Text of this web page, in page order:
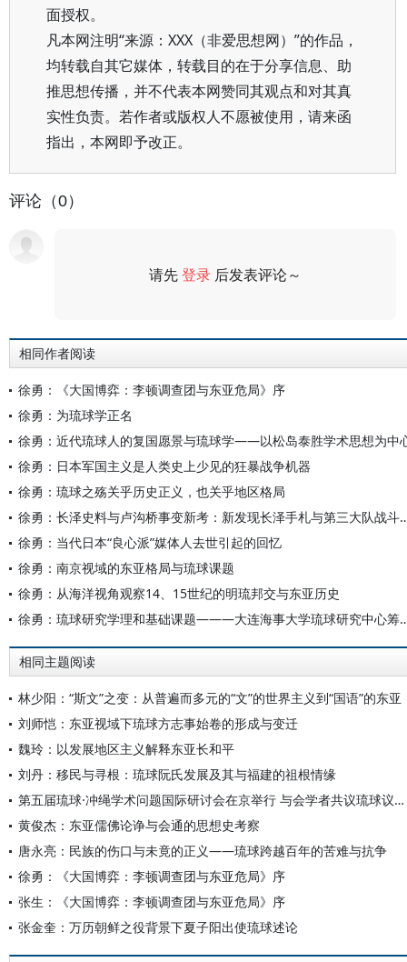
面授权。
凡本网注明“来源：XXX（非爱思想网）”的作品，
均转载自其它媒体，转载目的在于分享信息、助
推思想传播，并不代表本网赞同其观点和对其真
实性负责。若作者或版权人不愿被使用，请来函
指出，本网即予改正。
评论（0）
请先登录 后发表评论～
相同作者阅读
徐勇：《大国博弈：李顿调查团与东亚危局》序
徐勇：为琉球学正名
徐勇：近代琉球人的复国愿景与琉球学——以松岛泰胜学术思想为中
徐勇：日本军国主义是人类史上少见的狂暴战争机器
徐勇：琉球之殇关乎历史正义，也关乎地区格局
徐勇：长泽史料与卢沟桥事变
徐勇：当代日本“良心派”媒体人去世引起的回忆
徐勇：南京视域的东亚格局与琉球课题
徐勇：从海洋视角观察14、15世纪的明琉邦交与东亚历史
徐勇：琉球研究学理和基础课
相同主题阅读
林少阳：“斯文”之变：从普遍而多元的“文”的世界主义到“国语”的东亚
刘师恺：东亚视域下琉球方志事始卷的形成与变迁
魏玲：以发展地区主义解释东亚长和平
刘丹：移民与寻根：琉球阮氏发展及其与福建的祖根情缘
第五届琉球·冲绳学术问题国际研讨会在京举行 与会学者共议琉球议题守护东亚和平
黄俊杰：东亚儒佛论诤与会通的思想史考察
唐永亮：民族的伤口与未竟的正义——琉球跨越百年的苦难与抗争
徐勇：《大国博弈：李顿调查团与东亚危局》序
张生：《大国博弈：李顿调查团与东亚危局》序
张金奎：万历朝鲜之役背景下夏子阳出使琉球述论